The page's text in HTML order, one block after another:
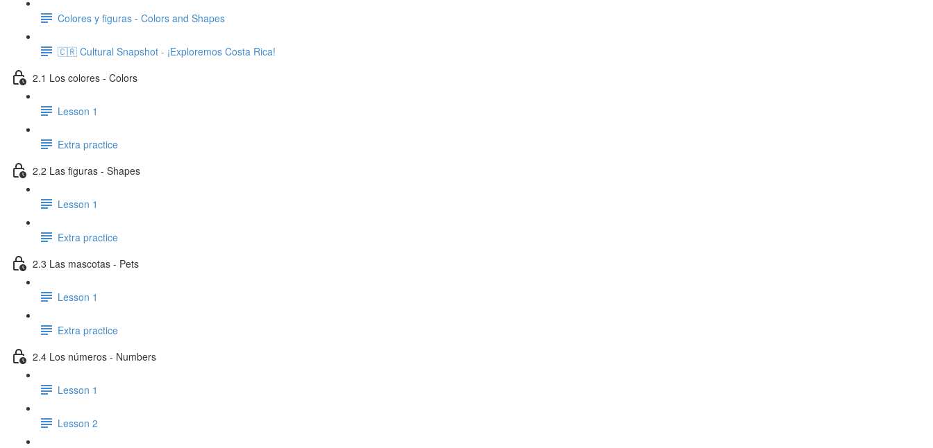
Colores y figuras - Colors and Shapes
🇨🇷 Cultural Snapshot - ¡Exploremos Costa Rica!
2.1 Los colores - Colors
Lesson 1
Extra practice
2.2 Las figuras - Shapes
Lesson 1
Extra practice
2.3 Las mascotas - Pets
Lesson 1
Extra practice
2.4 Los números - Numbers
Lesson 1
Lesson 2